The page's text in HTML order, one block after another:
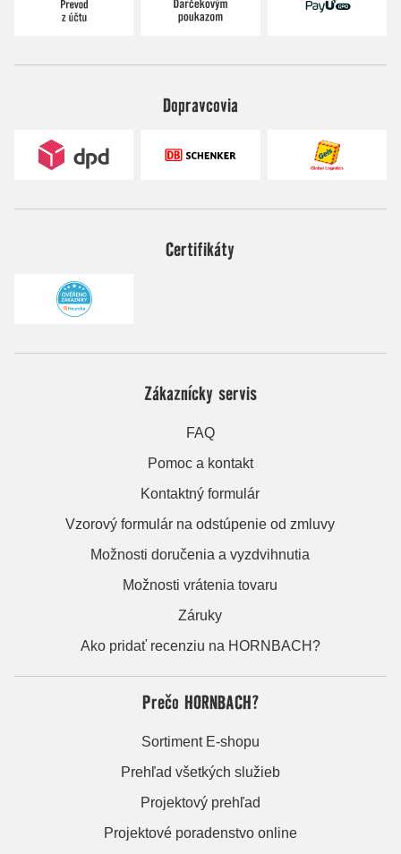
Dopravcovia
Certifikáty
Zákaznícky servis
FAQ
Pomoc a kontakt
Kontaktný formulár
Vzorový formulár na odstúpenie od zmluvy
Možnosti doručenia a vyzdvihnutia
Možnosti vrátenia tovaru
Záruky
Ako pridať recenziu na HORNBACH?
Prečo HORNBACH?
Sortiment E-shopu
Prehľad všetkých služieb
Projektový prehľad
Projektové poradenstvo online